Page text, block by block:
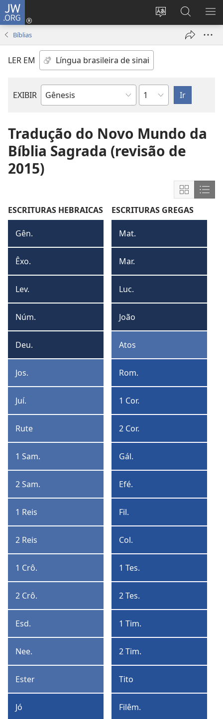
JW.ORG
Mudar
idioma
Log
janela)
Buscar
no
JW.ORG
Bíblias
LER EM
EXIBIR
Livro
Capítulo
Tradução do Novo Mundo da
Bíblia Sagrada (revisão de
2015)
Mostrar
conteúdo
em
em
ESCRITURAS HEBRAICAS
Gênesis
Gên.
Êxodo
Êxo.
Levítico
Lev.
Números
Núm.
Deuteronômio
Deu.
Josué
Jos.
Juízes
Juí.
Rute
Rute
1
Samuel
1 Sam.
2
Samuel
2 Sam.
1
Reis
1 Reis
2
Reis
2 Reis
1
Crônicas
1 Crô.
2
Crônicas
2 Crô.
Esdras
Esd.
Neemias
Nee.
Ester
Ester
Jó
Jó
ESCRITURAS GREGAS
Mateus
Mat.
Marcos
Mar.
Lucas
Luc.
João
João
Atos
Atos
Romanos
Rom.
1
Coríntios
1 Cor.
2
Coríntios
2 Cor.
Gálatas
Gál.
Efésios
Efé.
Filipenses
Fil.
Colossenses
Col.
1
Tessalonicenses
1 Tes.
2
Tessalonicenses
2 Tes.
1
Timóteo
1 Tim.
2
Timóteo
2 Tim.
Tito
Tito
Filêmon
Filêm.